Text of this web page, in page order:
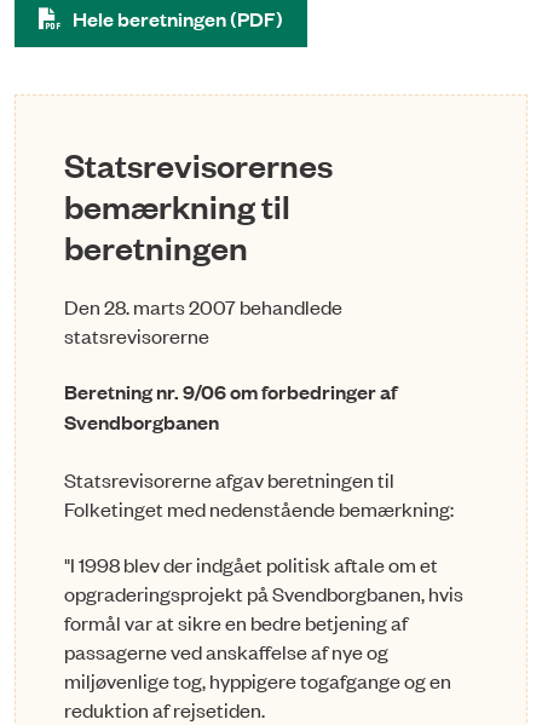
Hele beretningen (PDF)
Statsrevisorernes
bemærkning til
beretningen
Den 28. marts 2007 behandlede
statsrevisorerne
Beretning nr. 9/06 om forbedringer af
Svendborgbanen
Statsrevisorerne afgav beretningen til
Folketinget med nedenstående bemærkning:
"I 1998 blev der indgået politisk aftale om et
opgraderingsprojekt på Svendborgbanen, hvis
formål var at sikre en bedre betjening af
passagerne ved anskaffelse af nye og
miljøvenlige tog, hyppigere togafgange og en
reduktion af rejsetiden.